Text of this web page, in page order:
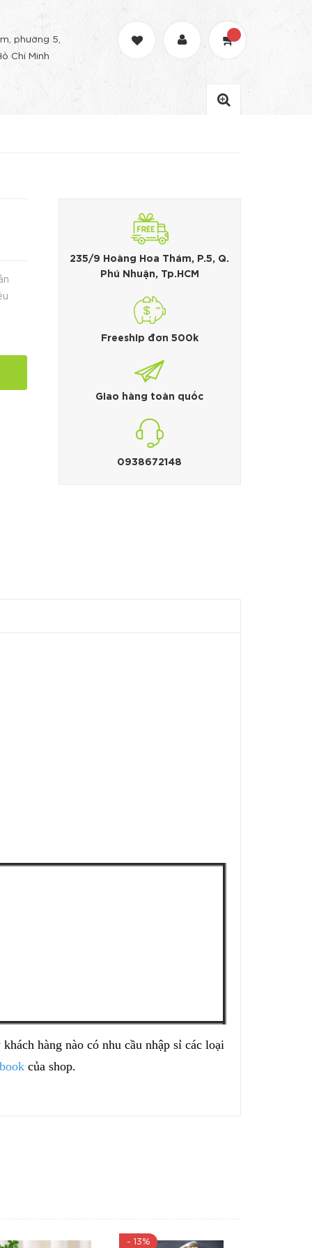
phường 5,
Chí Minh
235/9 Hoàng Hoa Thám, P.5, Q.
Phú Nhuận, Tp.HCM
Freeship đơn 500k
Giao hàng toàn quốc
0938672148
hàng nào có nhu cầu nhập sỉ các loại
của shop.
- 13%